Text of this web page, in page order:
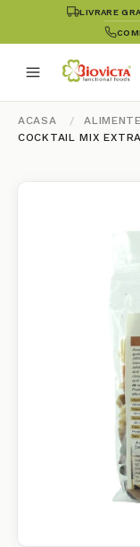
LIVRARE
ACASA
ALIMENTE
COCKTAIL MIX